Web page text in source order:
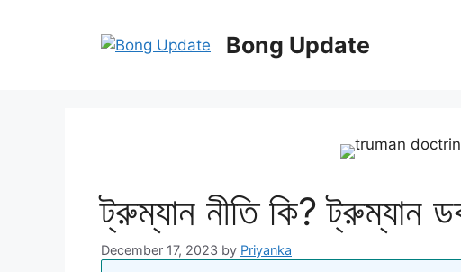
Bong Update
ট্রুম্যান নীতি কি? ট্রুম্যান
December 17, 2023 by Priyanka